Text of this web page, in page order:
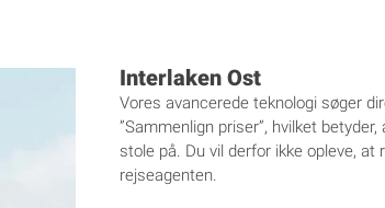
Interlaken Ost
Vores avancerede teknologi søger
”Sammenlign priser”, hvilket
stole på. Du vil derfor ikke opleve, at
rejseagenten.